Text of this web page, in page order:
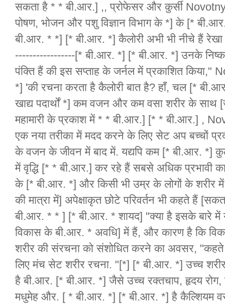
सकता है * * बी.आर.] ,, प्रोफेसर और कुर्सी
पोषण, भोजन और पशु विज्ञान विभाग के *] के [*
बी.आर. * *] [* बी.आर. *] कैलोरी अभी भी नीचे हैं
-----------------[* बी.आर. *] [* बी.आर. *] उनके
पंक्ति हैं की इस सप्ताह के जर्नल में प्रकाशित किया,"
*] 'की रचना करता है कैलोरी बात है? हाँ, चल [*
खाद्य पदार्थों *] कम वजन और कम वसा शरीर के साथ
महामारी के प्रकाश में * * बी.आर.] [* * बी.आर.] ,
एक नया तरीका में मदद करने के लिए सेट अप बच्चों
के वजन के जीवन में बाद में. यद्यपि कम [* बी.आर. *]
में वृद्धि [* * बी.आर.] कर रहे हैं सबसे अधिक प्रभावी
के [* बी.आर. *] और किसी भी उम्र के लोगों के शरीर
की मात्रा में] अपेक्षाकृत छोटे परिवर्तन भी कहते हैं
बी.आर. * * ] [* बी.आर. * शायद] "क्या है इसके बारे में
विकास के बी.आर. * अवधि] में हैं, और कारण है कि
शरीर की संरचना को संशोधित करने का अवसर,
लिए मंच सेट शरीर रचना. "[*] [* बी.आर. *] उच्च शरीर
है बी.आर. [* बी.आर. *] जैसे उच्च रक्तचाप, हृदय
मधुमेह और. [ * बी.आर. *] [* बी.आर. *] है कैल्शियम